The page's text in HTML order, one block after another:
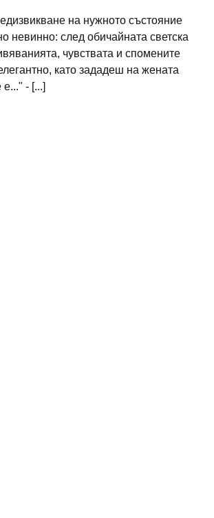
на нужното състояние
невинно: след обичайната светска
чувствата и спомените
като зададеш на жената
- [...]